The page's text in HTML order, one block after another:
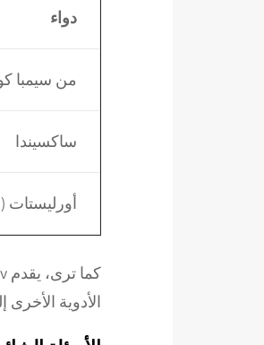
دواء
من سيمبا
ساكسيندا
أورليستات
الأدوية